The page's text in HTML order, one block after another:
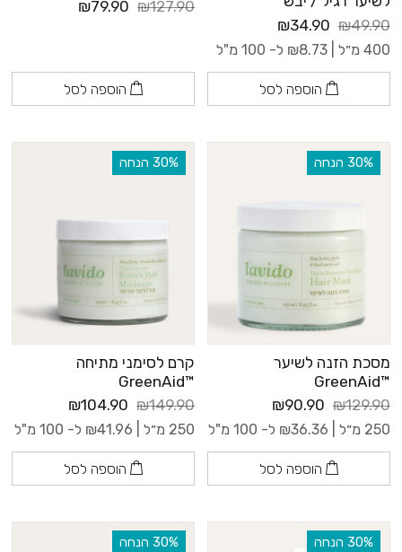
₪49.90
₪34.90
400 מ״ל | ₪8.73 ל- 100 מ"ל
הוספה לסל
₪127.90
₪79.90
הוספה לסל
‫30% הנחה
מסכת הזנה לשיער
™GreenAid
₪129.90
₪90.90
250 מ״ל | ₪36.36 ל- 100 מ"ל
הוספה לסל
‫30% הנחה
קרם לסימני מתיחה
™GreenAid
₪149.90
₪104.90
250 מ״ל | ₪41.96 ל- 100 מ"ל
הוספה לסל
‫30% הנחה ‫30% הנחה